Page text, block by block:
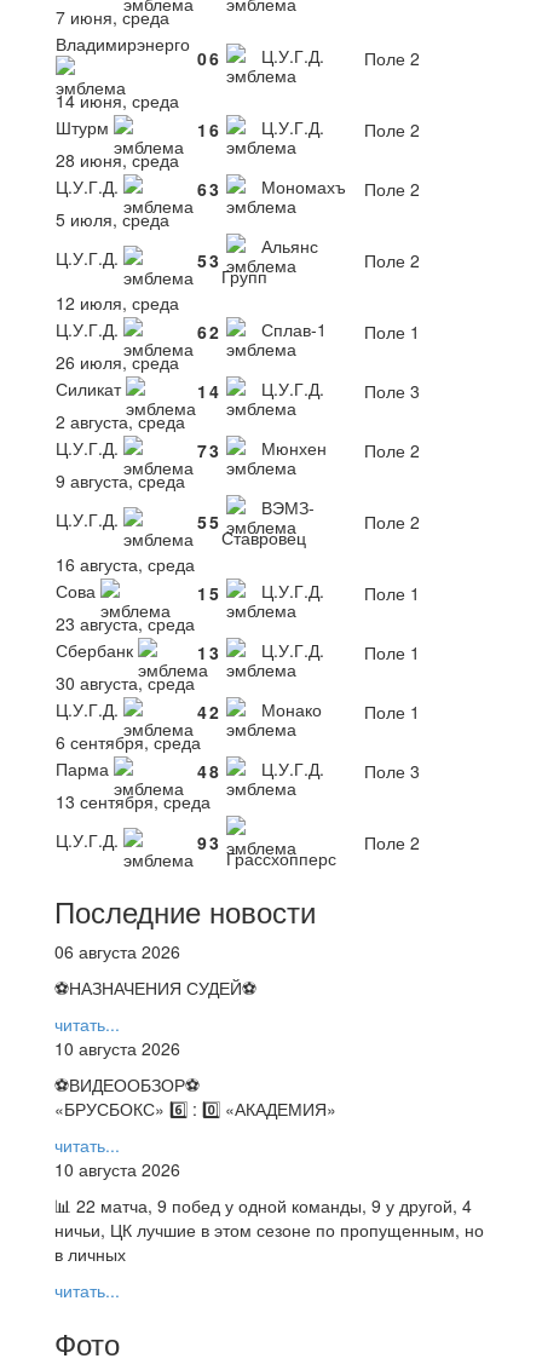
7 июня, среда
Владимирэнерго
06 Ц.У.Г.Д.
Поле 2
14 июня, среда
Штурм
1 6 Ц.У.Г.Д.
Поле 2
28 июня, среда
Ц.У.Г.Д.
63 Мономахъ
Поле 2
5 июля, среда
Ц.У.Г.Д.
53
Альянс
Групп
Поле 2
12 июля, среда
Ц.У.Г.Д.
62 Сплав-1
Поле 1
26 июля, среда
Силикат
1 4 Ц.У.Г.Д.
Поле 3
2 августа, среда
Ц.У.Г.Д.
73 Мюнхен
Поле 2
9 августа, среда
Ц.У.Г.Д.
55
ВЭМЗ-
Ставровец
Поле 2
16 августа, среда
Сова
1 5 Ц.У.Г.Д.
Поле 1
23 августа, среда
Сбербанк
1 3 Ц.У.Г.Д.
Поле 1
30 августа, среда
Ц.У.Г.Д.
42 Монако
Поле 1
6 сентября, среда
Парма
48 Ц.У.Г.Д.
Поле 3
13 сентября, среда
Ц.У.Г.Д.
93
Грассхопперс
Поле 2
Последние новости
06 августа 2026
⚽НАЗНАЧЕНИЯ СУДЕЙ⚽
читать...
10 августа 2026
⚽️ВИДЕООБЗОР⚽️
«БРУСБОКС» 6️⃣ : 0️⃣ «АКАДЕМИЯ»
читать...
10 августа 2026
📊 22 матча, 9 побед у одной команды, 9 у другой, 4
ничьи, ЦК лучшие в этом сезоне по пропущенным, но
в личных
читать...
Фото